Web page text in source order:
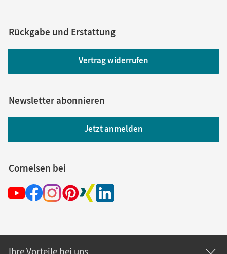
Rückgabe und Erstattung
Vertrag widerrufen
Newsletter abonnieren
Jetzt anmelden
Cornelsen bei
Ihre Vorteile bei uns